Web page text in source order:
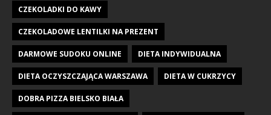
CZEKOLADKI DO KAWY
CZEKOLADOWE LENTILKI NA PREZENT
DARMOWE SUDOKU ONLINE DIETA INDYWIDUALNA
DIETA OCZYSZCZAJĄCA WARSZAWA DIETA W CUKRZYCY
DOBRA PIZZA BIELSKO BIAŁA